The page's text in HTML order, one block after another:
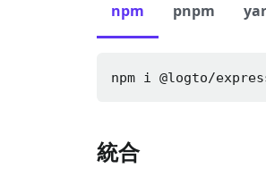
npm pnpm
npm i @logto/
統合